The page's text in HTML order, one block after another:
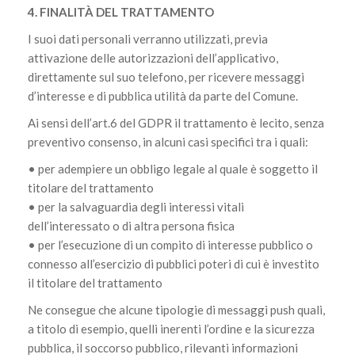
4. FINALITÀ DEL TRATTAMENTO
I suoi dati personali verranno utilizzati, previa
attivazione delle autorizzazioni dell’applicativo,
direttamente sul suo telefono, per ricevere messaggi
d’interesse e di pubblica utilità da parte del Comune.
Ai sensi dell’art.6 del GDPR il trattamento è lecito, senza
preventivo consenso, in alcuni casi specifici tra i quali:
• per adempiere un obbligo legale al quale è soggetto il
titolare del trattamento
• per la salvaguardia degli interessi vitali
dell’interessato o di altra persona fisica
• per l’esecuzione di un compito di interesse pubblico o
connesso all’esercizio di pubblici poteri di cui è investito
il titolare del trattamento
Ne consegue che alcune tipologie di messaggi push quali,
a titolo di esempio, quelli inerenti l’ordine e la sicurezza
pubblica, il soccorso pubblico, rilevanti informazioni